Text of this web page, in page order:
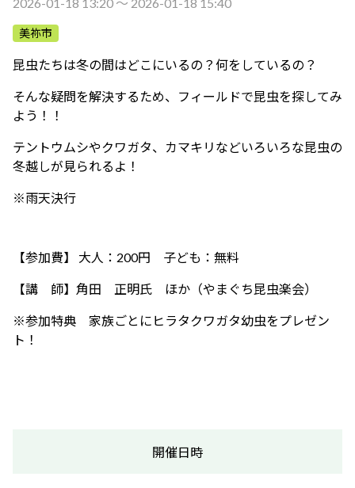
美祢市
昆虫たちは冬の間はどこにいるの？何をしているの？
そんな疑問を解決するため、フィールドで昆虫を探してみ
よう！！
テントウムシやクワガタ、カマキリなどいろいろな昆虫の
冬越しが見られるよ！
※雨天決行
【参加費】 大人：200円 子ども：無料
【講 師】角田 正明氏 ほか（やまぐち昆虫楽会）
※参加特典 家族ごとにヒラタクワガタ幼虫をプレゼン
ト！
開催日時